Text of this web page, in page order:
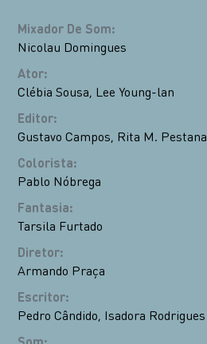
Mixador De Som:
Nicolau Domingues
Ator:
Clébia Sousa, Lee Young-lan
Editor:
Gustavo Campos, Rita M. Pestana
Colorista:
Pablo Nóbrega
Fantasia:
Tarsila Furtado
Diretor:
Armando Praça
Escritor:
Pedro Cândido, Isadora Rodrigues